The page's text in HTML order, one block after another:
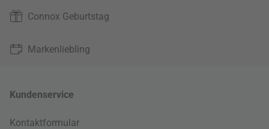
Connox Geburtstag
Markenliebling
Kundenservice
Kontaktformular